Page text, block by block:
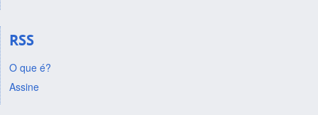
RSS
O que é?
Assine